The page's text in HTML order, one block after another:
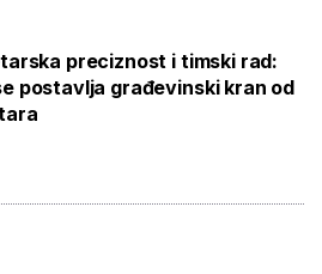
preciznost i timski rad:
postavlja građevinski kran od